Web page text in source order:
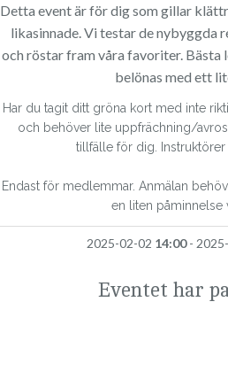
Detta event är för dig som gillar
likasinnade. Vi testar de nybyggda
och röstar fram våra favoriter. Bästa
belönas med ett
Har du tagit ditt gröna kort med inte
och behöver lite uppfrächning/
tillfälle för dig. Instruktörer
Endast för medlemmar. Anmälan
en liten påminnelse
2025-02-02 14:00-
Eventet har